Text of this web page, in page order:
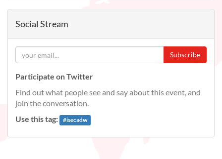
Social Stream
Subscribe
Participate on Twitter
Find out what people see and say about this event, and
join the conversation.
Use this tag:
#isecadw